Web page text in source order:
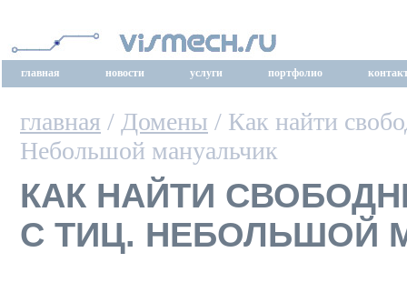
главная новости услуги портфолио
главная / Домены / Как найти
Небольшой мануальчик
КАК НАЙТИ
С ТИЦ. НЕБОЛЬШОЙ